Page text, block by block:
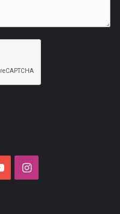
YouTubeInstagram